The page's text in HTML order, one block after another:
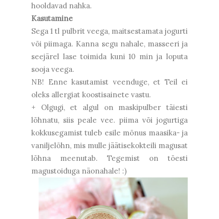
hooldavad nahka.
Kasutamine
Sega 1 tl pulbrit veega, maitsestamata jogurti
või piimaga. Kanna segu nahale, masseeri ja
seejärel lase toimida kuni 10 min ja loputa
sooja veega.
NB! Enne kasutamist veenduge, et Teil ei
oleks allergiat koostisainete vastu.
+ Olgugi, et algul on maskipulber täiesti
lõhnatu, siis peale vee. piima või jogurtiga
kokkusegamist tuleb esile mõnus maasika- ja
vaniljelõhn, mis mulle jäätisekokteili magusat
lõhna meenutab. Tegemist on tõesti
magustoiduga näonahale! :)